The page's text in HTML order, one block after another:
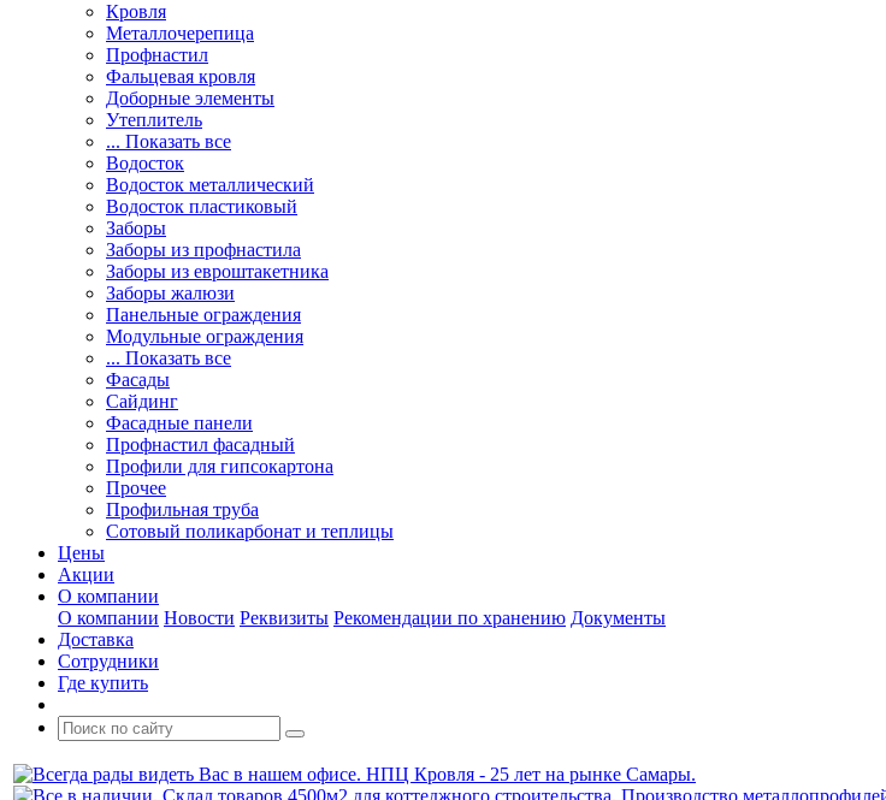
Кровля
Металлочерепица
Профнастил
Фальцевая кровля
Доборные элементы
Утеплитель
... Показать все
Водосток
Водосток металлический
Водосток пластиковый
Заборы
Заборы из профнастила
Заборы из евроштакетника
Заборы жалюзи
Панельные ограждения
Модульные ограждения
... Показать все
Фасады
Сайдинг
Фасадные панели
Профнастил фасадный
Профили для гипсокартона
Прочее
Профильная труба
Сотовый поликарбонат и теплицы
Цены
Акции
О компании
О компании Новости Реквизиты Рекомендации по хранению Документы
Доставка
Сотрудники
Где купить